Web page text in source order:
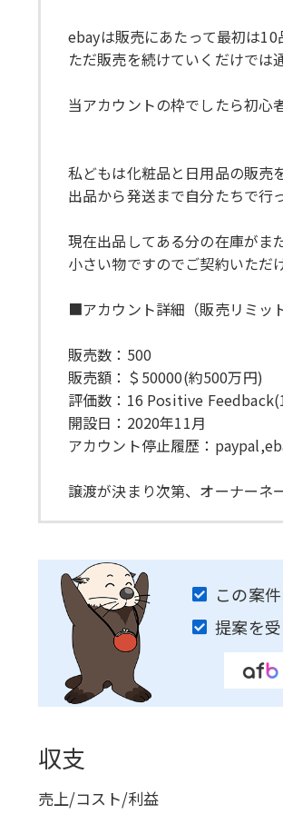
ebayは販売にあたって最初は10
ただ販売を続けていくだけでは
当アカウントの枠でしたら初心
私どもは化粧品と日用品の販売
出品から発送まで自分たちで行
現在出品してある分の在庫がま
小さい物ですのでご契約いただ
■アカウント詳細（販売リミット
販売数：500
販売額：＄50000(約500万円)
評価数：16 Positive
開設日：2020年11月
アカウント停止履歴：
譲渡が決まり次第、オーナーネ
この案
提案を
収支
売上/コスト/利益